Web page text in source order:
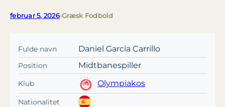
februar 5, 2026•Græsk Fodbold
Fulde navn Daniel García Carrillo
Position Midtbanespiller
Klub Olympiakos
Nationalitet